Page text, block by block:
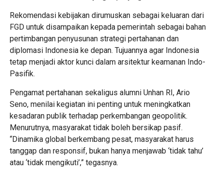
Rekomendasi kebijakan dirumuskan sebagai keluaran dari
FGD untuk disampaikan kepada pemerintah sebagai bahan
pertimbangan penyusunan strategi pertahanan dan
diplomasi Indonesia ke depan. Tujuannya agar Indonesia
tetap menjadi aktor kunci dalam arsitektur keamanan Indo-
Pasifik.
Pengamat pertahanan sekaligus alumni Unhan RI, Ario
Seno, menilai kegiatan ini penting untuk meningkatkan
kesadaran publik terhadap perkembangan geopolitik.
Menurutnya, masyarakat tidak boleh bersikap pasif.
“Dinamika global berkembang pesat, masyarakat harus
tanggap dan responsif, bukan hanya menjawab ‘tidak tahu’
atau ‘tidak mengikuti’,” tegasnya.